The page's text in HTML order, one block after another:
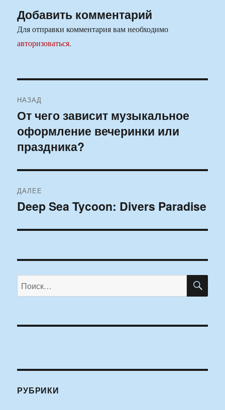
Добавить комментарий
Для отправки комментария вам необходимо
авторизоваться.
по
записям
НАЗАД
Предыдущая
запись:
От чего зависит музыкальное
оформление вечеринки или
праздника?
ДАЛЕЕ
Следующая
Deep Sea Tycoon: Divers Paradise
Искать:
РУБРИКИ